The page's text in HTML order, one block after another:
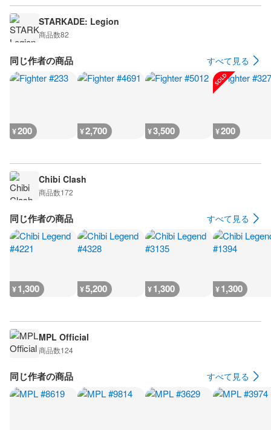
STARKADE: Legion
商品数82
同じ作者の商品 すべて見る
¥200 ¥2,700 ¥3,500 ¥200
Chibi Clash
商品数172
同じ作者の商品 すべて見る
¥1,300 ¥5,200 ¥1,300 ¥1,300
MPL Official
商品数124
同じ作者の商品 すべて見る